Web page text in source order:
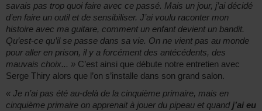
savais pas trop quoi faire avec ce passé. Mais un jour, j’ai décidé
d’en faire un outil et de sensibiliser. J’ai voulu raconter mon
histoire avec ma guitare, comment un enfant devient un bandit.
Qu’est-ce qu’il se passe dans sa vie. On ne vient pas au monde
pour aller en prison, il y a forcément des antécédents, des
mauvais choix... » C’est ainsi que débute notre entretien avec
Serge Thiry alors que l’on s’installe dans son grand salon.
« Je n’ai pas été au-delà de la cinquième primaire, mais en
cinquième primaire on apprenait à jouer du pipeau et quandj’ai eu